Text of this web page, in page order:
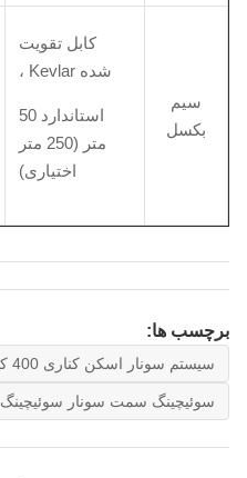
سیم
بکسل
کابل تقویت
شده Kevlar ،
استاندارد 50
متر (250 متر
اختیاری)
برچسب ها:
سیستم سونار اسکن کناری 400 کیلو هرتز
سوئیچینگ سمت سونار سوئیچینگ